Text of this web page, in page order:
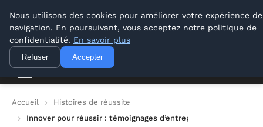
Lyon Photos
Lyon Photos
Accueil
Histoires de réussite
Innover pour réussir : témoignages d’entrepreneurs
Nous utilisons des cookies pour améliorer votre expérience de
navigation. En poursuivant, vous acceptez notre politique de
confidentialité. En savoir plus
Refuser Accepter